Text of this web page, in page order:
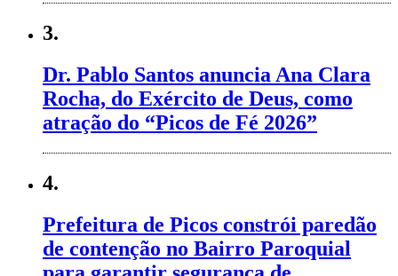
3.
Dr. Pablo Santos anuncia Ana Clara
Rocha, do Exército de Deus, como
atração do “Picos de Fé 2026”
4.
Prefeitura de Picos constrói paredão
de contenção no Bairro Paroquial